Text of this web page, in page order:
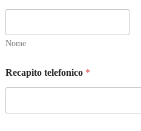
Nome
Recapito telefonico *